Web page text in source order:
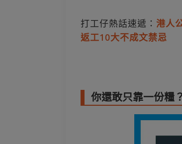
打工仔熱話速遞： 港人
返工10大不成文禁忌
你還敢只靠一份糧